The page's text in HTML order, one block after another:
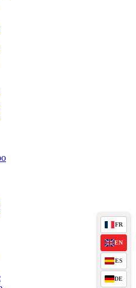
FR
EN
ES
DE